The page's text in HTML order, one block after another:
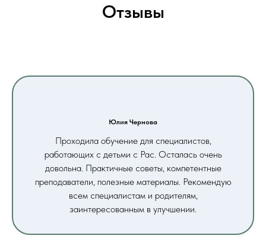
Отзывы
Юлия Чернова
Проходила обучение для специалистов,
работающих с детьми с Рас. Осталась очень
довольна. Практичные советы, компетентные
преподаватели, полезные материалы. Рекомендую
всем специалистам и родителям,
заинтересованным в улучшении.